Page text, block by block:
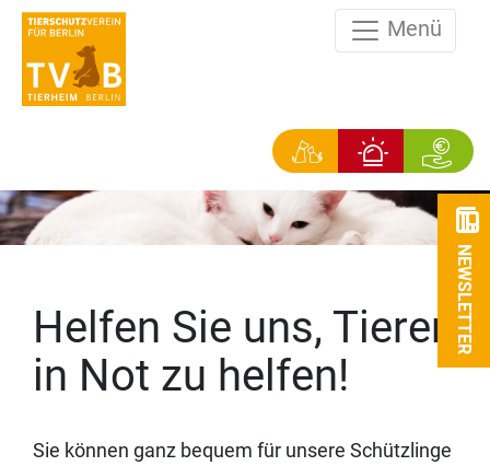
Menü
NEWSLETTER
Helfen Sie uns, Tieren
in Not zu helfen!
Sie können ganz bequem für unsere Schützlinge